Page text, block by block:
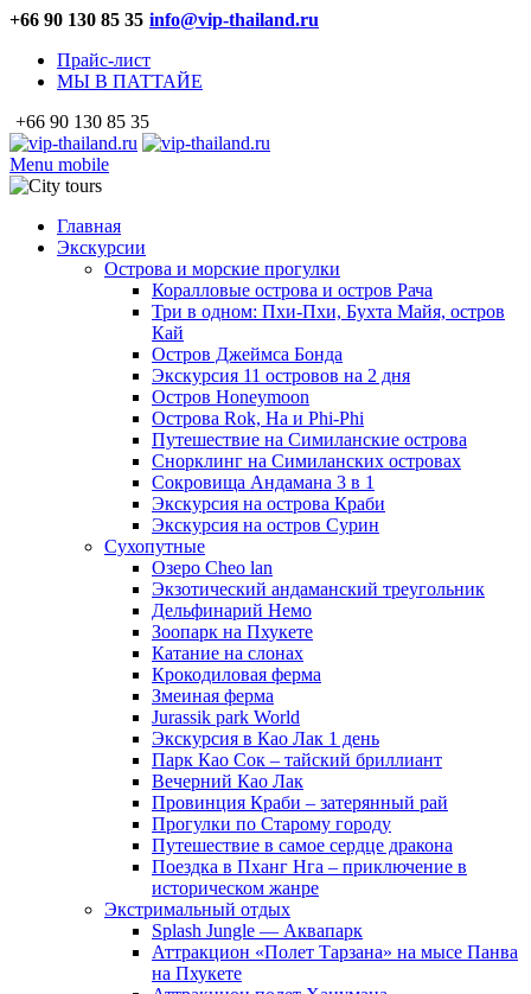
+66 90 130 85 35 info@vip-thailand.ru
Прайс-лист
МЫ В ПАТТАЙЕ
+66 90 130 85 35
Menu mobile
Главная
Экскурсии
Острова и морские прогулки
Коралловые острова и остров Рача
Три в одном: Пхи-Пхи, Бухта Майя, остров
Кай
Остров Джеймса Бонда
Экскурсия 11 островов на 2 дня
Остров Honeymoon
Острова Rok, Ha и Phi-Phi
Путешествие на Симиланские острова
Снорклинг на Симиланских островах
Сокровища Андамана 3 в 1
Экскурсия на острова Краби
Экскурсия на остров Сурин
Сухопутные
Озеро Cheo lan
Экзотический андаманский треугольник
Дельфинарий Немо
Зоопарк на Пхукете
Катание на слонах
Крокодиловая ферма
Змеиная ферма
Jurassik park World
Экскурсия в Као Лак 1 день
Парк Као Сок – тайский бриллиант
Вечерний Као Лак
Провинция Краби – затерянный рай
Прогулки по Старому городу
Путешествие в самое сердце дракона
Поездка в Пханг Нга – приключение в
историческом жанре
Экстримальный отдых
Splash Jungle — Аквапарк
Аттракцион «Полет Тарзана» на мысе Панва
на Пхукете